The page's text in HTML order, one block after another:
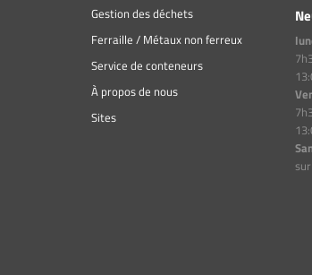
Gestion des déchets
Ferraille / Métaux non ferreux
Service de conteneurs
À propos de nous
Sites